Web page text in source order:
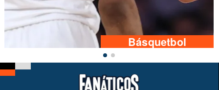
Básquetbol